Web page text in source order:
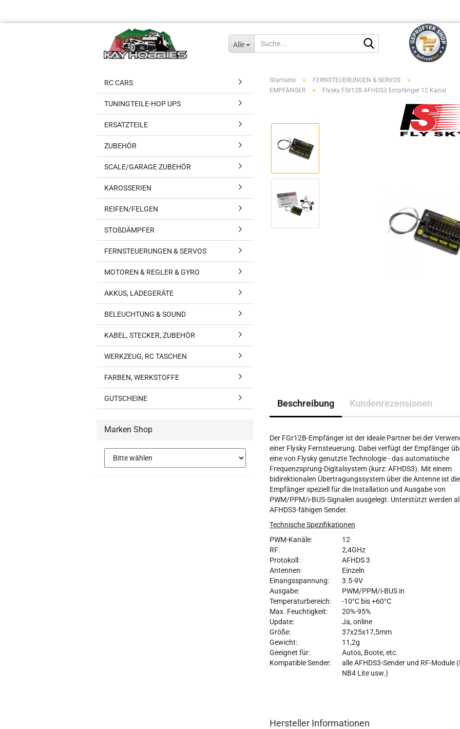
Alle
Startseite » FERNSTEUERUNGEN & SERVOS »
EMPFÄNGER » Flysky FGr12B AFHDS3 Empfänger 12 Kanal
Beschreibung Kundenrezensionen
Der FGr12B-Empfänger ist der ideale Partner bei der
einer Flysky Fernsteuerung. Dabei verfügt der Empfänger
eine von Flysky genutzte Technologie - das automatische
Frequenzsprung-Digitalsystem (kurz: AFHDS3). Mit einem
bidirektionalen Übertragungssystem über die Antenne ist
Empfänger speziell für die Installation und Ausgabe von
PWM/PPM/i-BUS-Signalen ausgelegt. Unterstützt werden
AFHDS3-fähigen Sender.
Technische Spezifikationen
PWM-Kanäle:
12
RF:
2,4GHz
Protokoll:
AFHDS 3
Antennen:
Einzeln
Einangsspannung:
3.5-9V
Ausgabe:
PWM/PPM/i-BUS in
Temperaturbereich:
-10°C bis +60°C
Max. Feuchtigkeit:
20%-95%
Update:
Ja, online
Größe:
37x25x17,5mm
Gewicht:
11,2g
Geeignet für:
Autos, Boote, etc.
Kompatible Sender:
alle AFHDS3-Sender und RF-Module
NB4 Lite usw.)
Hersteller Informationen
RC CARS
TUNINGTEILE-HOP UPS
ERSATZTEILE
ZUBEHÖR
SCALE/GARAGE ZUBEHÖR
KAROSSERIEN
REIFEN/FELGEN
STOßDÄMPFER
FERNSTEUERUNGEN & SERVOS
MOTOREN & REGLER & GYRO
AKKUS, LADEGERÄTE
BELEUCHTUNG & SOUND
KABEL, STECKER, ZUBEHÖR
WERKZEUG, RC TASCHEN
FARBEN, WERKSTOFFE
GUTSCHEINE
Marken Shop